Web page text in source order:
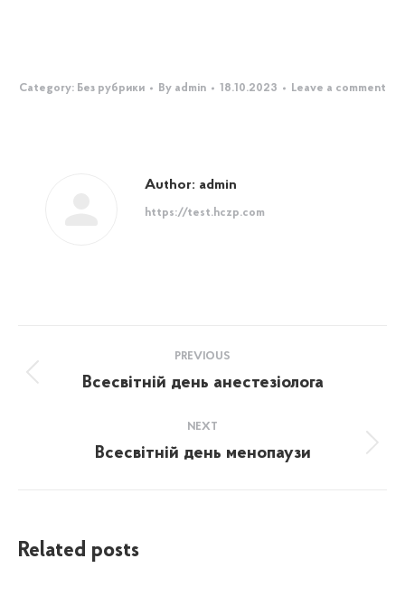
Category: Без рубрики By admin 18.10.2023 Leave a comment
Author: admin
https://test.hczp.com
navigation
PREVIOUS
Previous
Всесвітній день анестезіолога
NEXT
Next
Всесвітній день менопаузи
Related posts